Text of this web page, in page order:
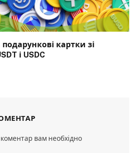
картки зі
і USDC
вам необхідно